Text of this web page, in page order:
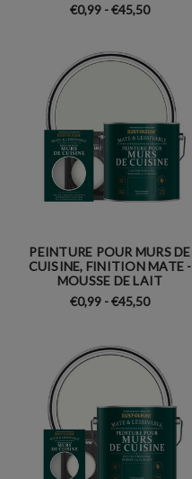
€0,99 - €45,50
PEINTURE POUR MURS DE
CUISINE, FINITION MATE -
MOUSSE DE LAIT
€0,99 - €45,50